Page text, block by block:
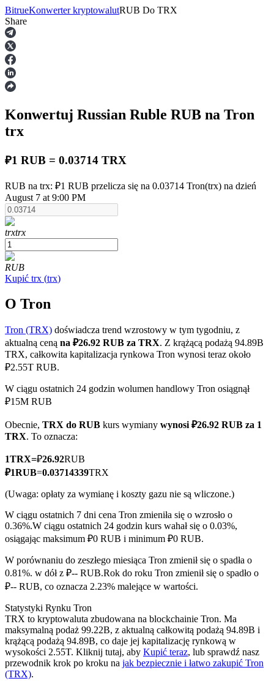
Kontrakty terminowe
Kontrakty terminowe na USDT
Kontrakty futures wykorzystujące USDT jako zabezpieczenie
Kontrakty terminowe COIN-M
Kontrakty terminowe na kryptowaluty
TradFi
towary
Kontrakty futures wykorzystujące USDC jako zabezpieczenie
BitrueKonwerter kryptowalutRUB Do TRX
Share
Konwertuj Russian Ruble RUB na Tron
trx
₽1 RUB = 0.03714 TRX
RUB na trx: ₽1 RUB przelicza się na 0.03714 Tron(trx) na dzień
August 7 at 9:00 PM
trxtrx
RUB
Kupić trx (trx)
O Tron
Tron (TRX) doświadcza trend wzrostowy w tym tygodniu, z
aktualną ceną na ₽26.92 RUB za TRX. Z krążącą podażą 94.89B
TRX, całkowita kapitalizacja rynkowa Tron wynosi teraz około
₽2.55T RUB.
W ciągu ostatnich 24 godzin wolumen handlowy Tron osiągnął
₽15M RUB
Obecnie, TRX do RUB kurs wymiany wynosi ₽26.92 RUB za 1
TRX. To oznacza:
1TRX=₽26.92RUB
₽1RUB=0.03714339TRX
(Uwaga: opłaty za wymianę i koszty gazu nie są wliczone.)
W ciągu ostatnich 7 dni cena Tron zmieniła się o wzrosło o
0.36%.W ciągu ostatnich 24 godzin kurs wahał się o 0.03%,
osiągając maksimum ₽0 RUB i minimum ₽0 RUB.
W porównaniu do zeszłego miesiąca Tron zmienił się o spadła o
0.81%. w dół z ₽-- RUB.Rok do roku Tron zmienił się o spadło o
₽-- RUB, co oznacza 2.23% malejące w wartości.
Statystyki Rynku Tron
TRX to kryptowaluta zbudowana na blockchainie Tron. Ma
maksymalną podaż 99.22B, z aktualną całkowitą podażą 94.89B i
krążącą podażą 94.89B, co daje jej kapitalizację rynkową w
wysokości 2.55T. Kliknij tutaj, aby Kupić teraz, lub sprawdź nasz
przewodnik krok po kroku na jak bezpiecznie i łatwo zakupić Tron
(TRX).